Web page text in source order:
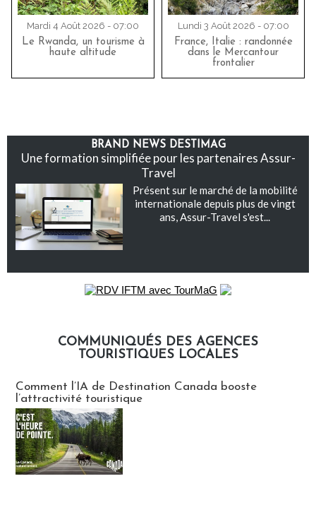
Mardi 4 Août 2026 - 07:00
Le Rwanda, un tourisme à
haute altitude
Lundi 3 Août 2026 - 07:00
France, Italie : randonnée
dans le Mercantour
frontalier
BRAND NEWS DESTIMAG
Une formation simplifiée pour les partenaires Assur-
Travel
Présent sur le marché de la mobilité
internationale depuis plus de vingt
ans, Assur-Travel s'est...
COMMUNIQUÉS DES AGENCES
TOURISTIQUES LOCALES
Comment l’IA de Destination Canada booste
l’attractivité touristique